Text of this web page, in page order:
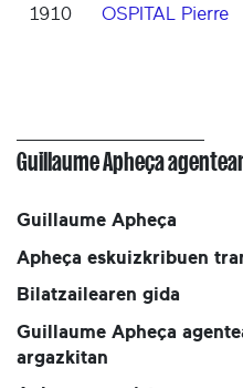
1910 OSPITAL Pierre
Guillaume Apheça
Guillaume Apheça
Apheça eskuizkribuen
Bilatzailearen gida
Guillaume Apheça
argazkitan